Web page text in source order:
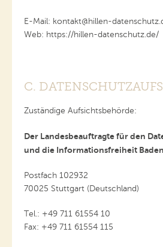
E-Mail: kontakt@hillen-
Web: https://hillen-datenschutz.de/
C.
Zuständige Aufsichtsbehörde:
Der Landesbeauftragte für den
und die Informationsfreiheit
Postfach 102932
70025 Stuttgart (Deutschland)
Tel.: +49 711 61554 10
Fax: +49 711 61554 115